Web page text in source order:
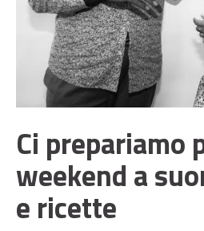
Ci prepariamo
weekend a
e ricette